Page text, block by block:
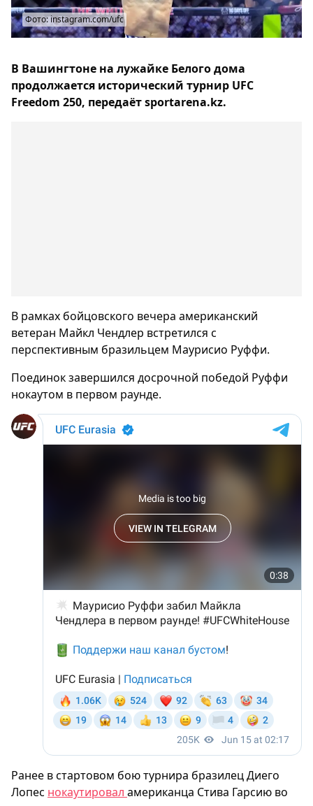
Фото: instagram.com/ufc
В Вашингтоне на лужайке Белого дома
продолжается исторический турнир UFC
Freedom 250, передаёт sportarena.kz.
В рамках бойцовского вечера американский
ветеран Майкл Чендлер встретился с
перспективным бразильцем Маурисио Руффи.
Поединок завершился досрочной победой Руффи
нокаутом в первом раунде.
Ранее в стартовом бою турнира бразилец Диего
Лопес нокаутировал американца Стива Гарсию во